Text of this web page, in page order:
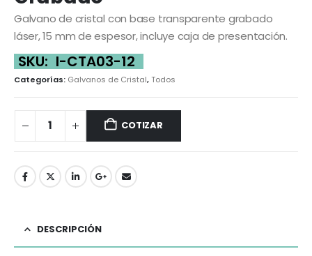
Galvano de cristal con base transparente grabado
láser, 15 mm de espesor, incluye caja de presentación.
SKU: I-CTA03-12
Categorías: Galvanos de Cristal,Todos
COTIZAR
DESCRIPCIÓN